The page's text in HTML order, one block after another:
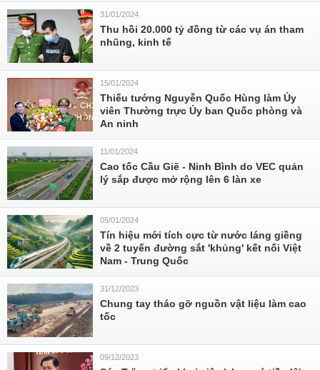
31/01/2024
Thu hồi 20.000 tỷ đồng từ các vụ án tham
nhũng, kinh tế
15/01/2024
Thiếu tướng Nguyễn Quốc Hùng làm Ủy
viên Thường trực Ủy ban Quốc phòng và
An ninh
11/01/2024
Cao tốc Cầu Giẽ - Ninh Bình do VEC quản
lý sắp được mở rộng lên 6 làn xe
05/01/2024
Tín hiệu mới tích cực từ nước láng giềng
về 2 tuyến đường sắt 'khủng' kết nối Việt
Nam - Trung Quốc
31/12/2023
Chung tay tháo gỡ nguồn vật liệu làm cao
tốc
09/12/2023